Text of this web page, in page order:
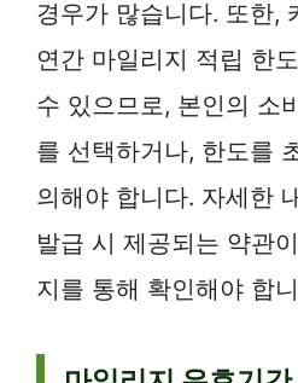
경우가 많습니다. 또한,
연간 마일리지 적립 한
수 있으므로, 본인의 소
를 선택하거나, 한도를
의해야 합니다. 자세한
발급 시 제공되는 약관
지를 통해 확인해야 합